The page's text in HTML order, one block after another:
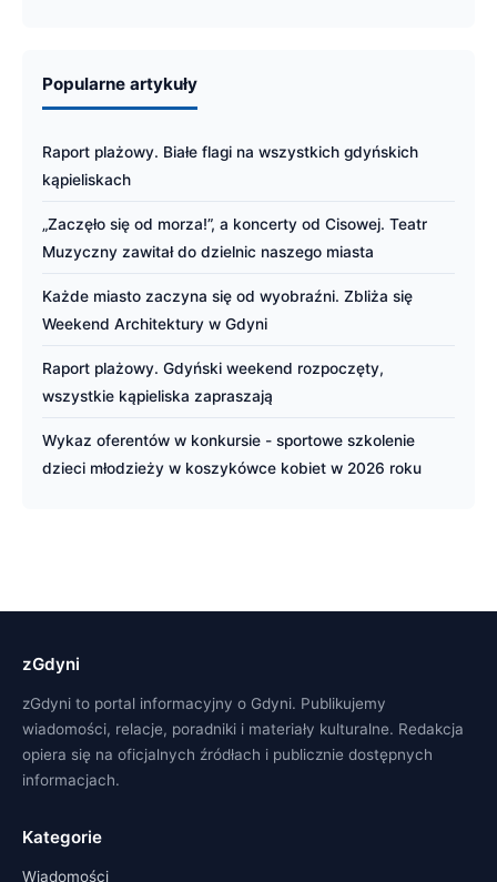
Popularne artykuły
Raport plażowy. Białe flagi na wszystkich gdyńskich
kąpieliskach
„Zaczęło się od morza!”, a koncerty od Cisowej. Teatr
Muzyczny zawitał do dzielnic naszego miasta
Każde miasto zaczyna się od wyobraźni. Zbliża się
Weekend Architektury w Gdyni
Raport plażowy. Gdyński weekend rozpoczęty,
wszystkie kąpieliska zapraszają
Wykaz oferentów w konkursie - sportowe szkolenie
dzieci młodzieży w koszykówce kobiet w 2026 roku
zGdyni
zGdyni to portal informacyjny o Gdyni. Publikujemy
wiadomości, relacje, poradniki i materiały kulturalne. Redakcja
opiera się na oficjalnych źródłach i publicznie dostępnych
informacjach.
Kategorie
Wiadomości